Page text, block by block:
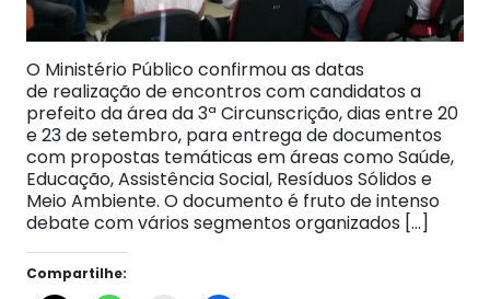
O Ministério Público confirmou as datas
de realização de encontros com candidatos a
prefeito da área da 3ª Circunscrição, dias entre 20
e 23 de setembro, para entrega de documentos
com propostas temáticas em áreas como Saúde,
Educação, Assistência Social, Resíduos Sólidos e
Meio Ambiente. O documento é fruto de intenso
debate com vários segmentos organizados […]
Compartilhe: